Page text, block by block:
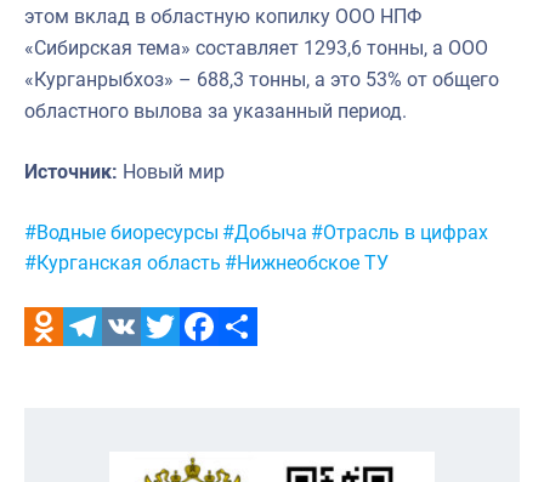
этом вклад в областную копилку ООО НПФ
«Сибирская тема» составляет 1293,6 тонны, а ООО
«Курганрыбхоз» – 688,3 тонны, а это 53% от общего
областного вылова за указанный период.
Источник: Новый мир
Метки:
#Водные биоресурсы #Добыча #Отрасль в цифрах
#Курганская область #Нижнеобское ТУ